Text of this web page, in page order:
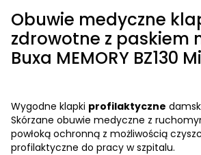
Obuwie medyczne
zdrowotne z paskiem
Buxa MEMORY BZ130
Wygodne klapki profilaktyczne
Skórzane obuwie medyczne z
powłoką ochronną z możliwością
profilaktyczne do pracy w szpitalu.